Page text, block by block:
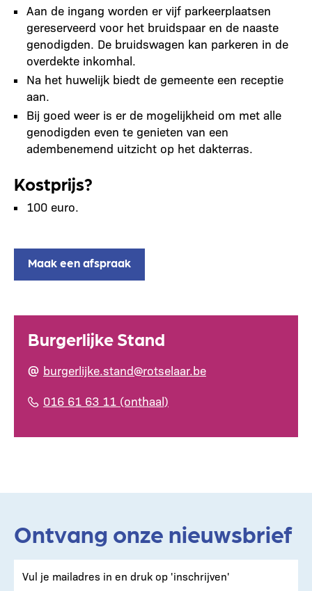
Burgerlijke Stand
burgerlijke.stand@rotselaar.be
016 61 63 11 (onthaal)
Aan de ingang worden er vijf parkeerplaatsen
gereserveerd voor het bruidspaar en de naaste
genodigden. De bruidswagen kan parkeren in de
overdekte inkomhal.
Na het huwelijk biedt de gemeente een receptie
aan.
Bij goed weer is er de mogelijkheid om met alle
genodigden even te genieten van een
adembenemend uitzicht op het dakterras.
Kostprijs?
100 euro.
Maak een afspraak
Ontvang onze nieuwsbrief